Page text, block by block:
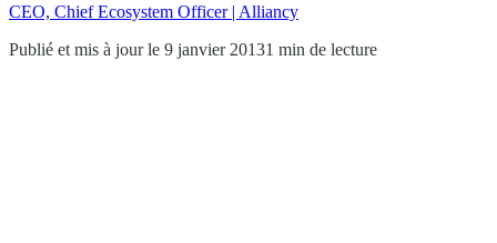
CEO, Chief Ecosystem Officer | Alliancy
Publié et mis à jour le 9 janvier 20131 min de lecture